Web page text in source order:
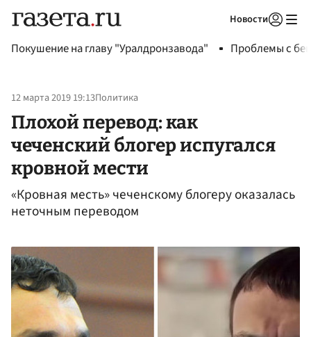
Новости
Покушение на главу "Уралдронзавода" Проблемы с
12 марта 2019 19:13Политика
Плохой перевод: как
чеченский блогер испугался
кровной мести
«Кровная месть» чеченскому блогеру оказалась
неточным переводом